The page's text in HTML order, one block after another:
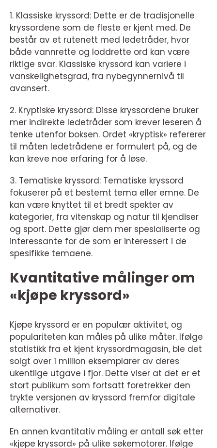
1. Klassiske kryssord: Dette er de tradisjonelle
kryssordene som de fleste er kjent med. De
består av et rutenett med ledetråder, hvor
både vannrette og loddrette ord kan være
riktige svar. Klassiske kryssord kan variere i
vanskelighetsgrad, fra nybegynnernivå til
avansert.
2. Kryptiske kryssord: Disse kryssordene bruker
mer indirekte ledetråder som krever leseren å
tenke utenfor boksen. Ordet «kryptisk» refererer
til måten ledetrådene er formulert på, og de
kan kreve noe erfaring for å løse.
3. Tematiske kryssord: Tematiske kryssord
fokuserer på et bestemt tema eller emne. De
kan være knyttet til et bredt spekter av
kategorier, fra vitenskap og natur til kjendiser
og sport. Dette gjør dem mer spesialiserte og
interessante for de som er interessert i de
spesifikke temaene.
Kvantitative målinger om
«kjøpe kryssord»
Kjøpe kryssord er en populær aktivitet, og
populariteten kan måles på ulike måter. Ifølge
statistikk fra et kjent kryssordmagasin, ble det
solgt over 1 million eksemplarer av deres
ukentlige utgave i fjor. Dette viser at det er et
stort publikum som fortsatt foretrekker den
trykte versjonen av kryssord fremfor digitale
alternativer.
En annen kvantitativ måling er antall søk etter
«kjøpe kryssord» på ulike søkemotorer. Ifølge